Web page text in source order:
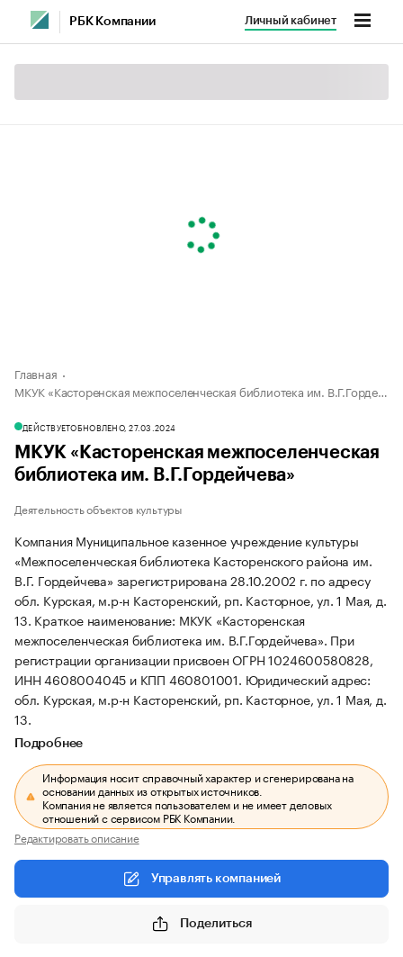
РБК Компании Личный кабинет
Главная
МКУК «Касторенская межпоселенческая библиотека им. В.Г.Гордейчева»
ДЕЙСТВУЕТОБНОВЛЕНО, 27.03.2024
МКУК «Касторенская межпоселенческая
библиотека им. В.Г.Гордейчева»
Деятельность объектов культуры
Компания Муниципальное казенное учреждение культуры
«Межпоселенческая библиотека Касторенского района им.
В.Г. Гордейчева» зарегистрирована 28.10.2002 г. по адресу
обл. Курская, м.р-н Касторенский, рп. Касторное, ул. 1 Мая, д.
13. Краткое наименование: МКУК «Касторенская
межпоселенческая библиотека им. В.Г.Гордейчева». При
регистрации организации присвоен ОГРН 1024600580828,
ИНН 4608004045 и КПП 460801001. Юридический адрес:
обл. Курская, м.р-н Касторенский, рп. Касторное, ул. 1 Мая, д.
13.
Подробнее
Информация носит справочный характер и сгенерирована на
основании данных из открытых источников.
Компания не является пользователем и не имеет деловых
отношений с сервисом РБК Компании.
Редактировать описание
Управлять компанией
Поделиться